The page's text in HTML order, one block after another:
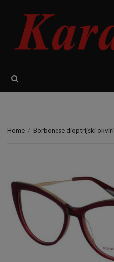
Home / Borbonese dioptrijski okviri